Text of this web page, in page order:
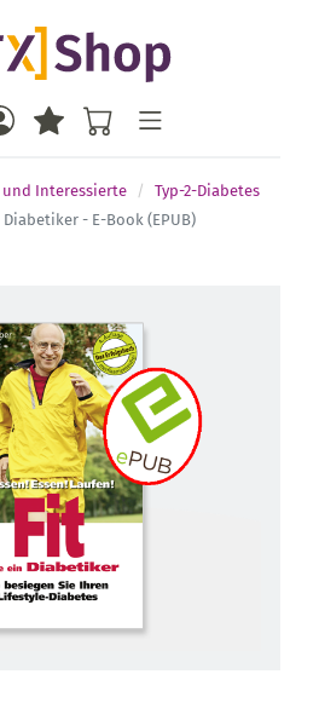
Interessierte
Typ-2-Diabetes
- E-Book (EPUB)